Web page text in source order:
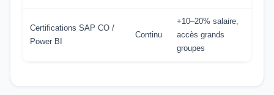
Certifications SAP CO /
Power BI
Continu
+10–20% salaire,
accès grands
groupes